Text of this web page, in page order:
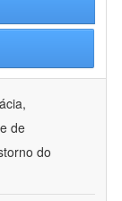
de
do